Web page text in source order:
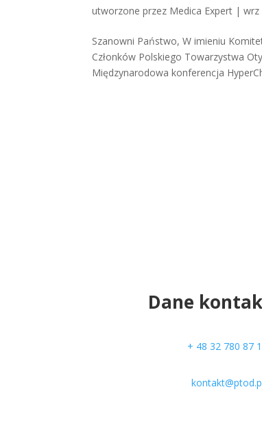
utworzone przez Medica Expert |wrz
Szanowni Państwo, W imieniu
Członków Polskiego Towarzystwa
Międzynarodowa konferencja
Dane
+ 48 32 780 87